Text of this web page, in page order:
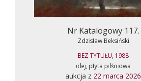
Nr Katalogowy 117.
Zdzisław Beksiński
BEZ TYTUŁU, 1988
olej, płyta pilśniowa
aukcja z 22 marca 2026